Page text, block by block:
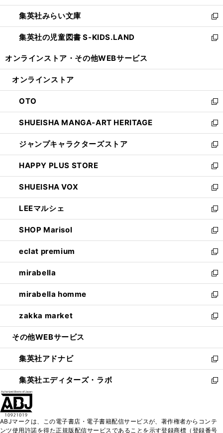
開
く
ウ
で
開
く
ン
ド
ウ
で
ウ
ィ
ン
ド
開
集英社みらい文庫
新
し
い
ン
ウ
で
開
く
集英社の児童図書 S-KIDS.LAND
新
ウ
ン
ド
ウ
で
開
く
オンラインストア・ その他WEBサービス
オンラインストア
OTO
新
し
い
ウ
ィ
ン
ド
ウ
で
開
く
SHUEISHA MANGA-ART HERITAGE
新
し
い
ウ
ィ
ン
ド
ウ
で
開
く
ジャンプキャラクターズストア
新
し
い
ウ
ィ
ン
ド
ウ
で
開
く
HAPPY PLUS STORE
新
し
い
ウ
ィ
ン
ド
ウ
で
開
く
SHUEISHA VOX
新
し
い
ウ
ィ
ン
ド
ウ
で
開
く
LEEマルシェ
新
し
い
ウ
ィ
ン
ド
ウ
で
開
く
SHOP Marisol
新
し
い
ウ
ィ
ン
ド
ウ
で
開
eclat premium
新
し
い
ウ
ィ
ン
ド
ウ
開
く
mirabella
新
し
い
ウ
ィ
ン
ウ
で
開
く
mirabella homme
新
し
い
ウ
ン
ド
ウ
で
zakka market
新
し
ウ
ィ
ン
ド
く
その他WEBサービス
集英社アドナビ
新
し
い
ド
集英社エディターズ・ラボ
新
ィ
ABJマークは、この電子書店・電子書籍配信サービスが、著作権者からコンテ
ンツ使用許諾を得た正規版配信サービスであることを示す登録商標（登録番号